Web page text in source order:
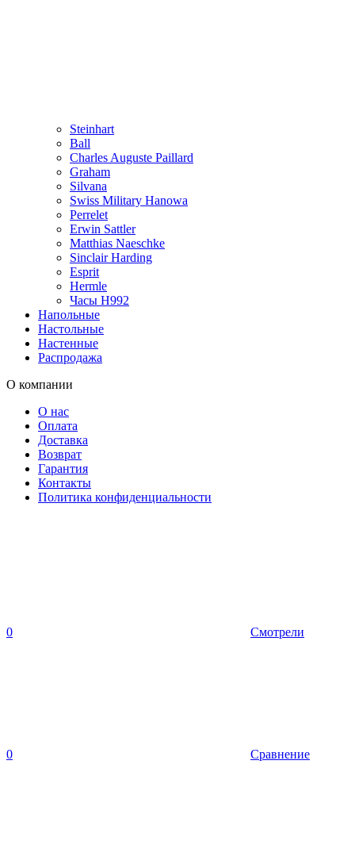
Steinhart
Ball
Charles Auguste Paillard
Graham
Silvana
Swiss Military Hanowa
Perrelet
Erwin Sattler
Matthias Naeschke
Sinclair Harding
Esprit
Hermle
Часы H992
Напольные
Настольные
Настенные
Распродажа
О компании
О нас
Оплата
Доставка
Возврат
Гарантия
Контакты
Политика конфиденциальности
0 Смотрели
0 Сравнение